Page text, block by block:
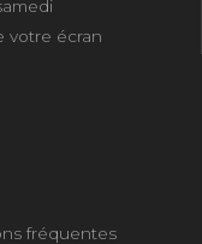
votre écran
fréquentes